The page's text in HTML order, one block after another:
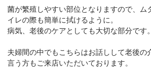
菌が繁殖しやすい部位となりますので、ム
イレの際も簡単に拭けるように。
病気、老後のケアとしても大切な部分です。
夫婦間の中でもこちらはお話しして老後の
言う方もご来店いただいております。